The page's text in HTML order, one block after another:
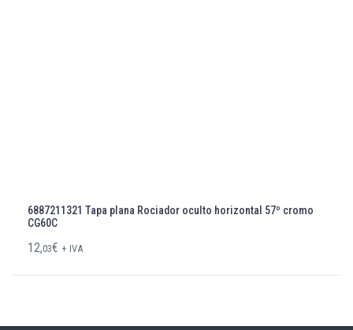
6887211321 Tapa plana Rociador oculto horizontal 57º cromo
CG60C
12,03€ + IVA